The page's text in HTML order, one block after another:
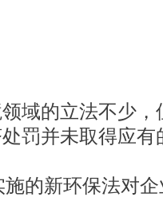
域的立法不少
罚并未取得应
的新环保法对